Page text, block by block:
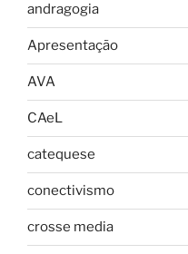
andragogia
Apresentação
AVA
CAeL
catequese
conectivismo
crosse media